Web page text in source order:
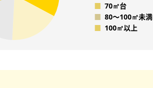
■ 70㎡台
■ 80〜100㎡未満
■ 100㎡以上